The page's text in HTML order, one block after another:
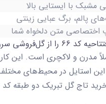
مشبک با ایستایی بالا
پالم، برگ عبایی زینتی
اختصاصی متن دلخواه شما
سرور بخریم؟
مدرن و لاکچری است.
استایل در محیط‌های
تاج گل تبریک دو طبقه کد 66